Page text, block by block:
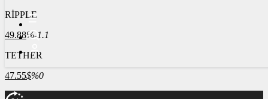
RİPPLE
49.88%-1.1
TETHER
47.55$%0